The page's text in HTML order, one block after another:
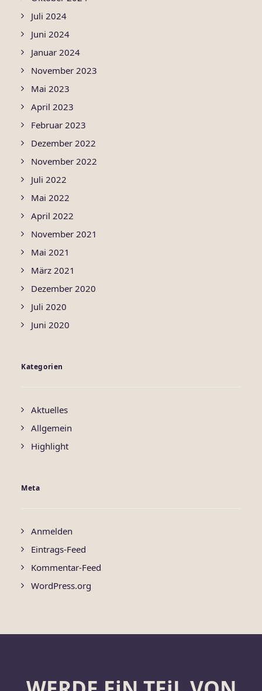
Juli 2024
Juni 2024
Januar 2024
November 2023
Mai 2023
April 2023
Februar 2023
Dezember 2022
November 2022
Juli 2022
Mai 2022
April 2022
November 2021
Mai 2021
März 2021
Dezember 2020
Juli 2020
Juni 2020
Kategorien
Aktuelles
Allgemein
Highlight
Meta
Anmelden
Eintrags-Feed
Kommentar-Feed
WordPress.org